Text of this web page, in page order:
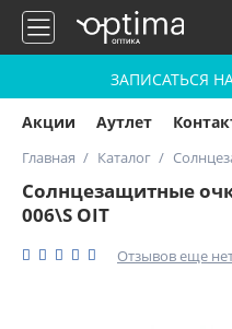
ЗАПИСАТЬСЯ
Акции Аутлет
Главная Каталог
Солнцезащитные
006\S OIT
Отзывов еще